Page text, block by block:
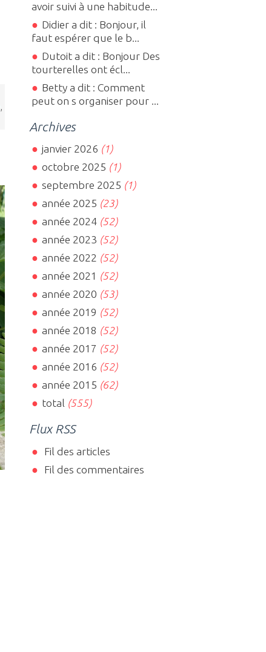
,
avoir suivi à une habitude...
Didier a dit : Bonjour, il
faut espérer que le b...
Dutoit a dit : Bonjour Des
tourterelles ont écl...
Betty a dit : Comment
peut on s organiser pour ...
Archives
janvier 2026 (1)
octobre 2025 (1)
septembre 2025 (1)
année 2025 (23)
année 2024(52)
année 2023 (52)
année 2022 (52)
année 2021 (52)
année 2020 (53)
année 2019 (52)
année 2018 (52)
année 2017 (52)
année 2016 (52)
année 2015 (62)
total (555)
Flux RSS
Fil des articles
Fil des commentaires